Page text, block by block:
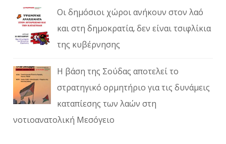
Οι δημόσιοι χώροι ανήκουν στον λαό
και στη δημοκρατία, δεν είναι τσιφλίκια
της κυβέρνησης
Η βάση της Σούδας αποτελεί το
στρατηγικό ορμητήριο για τις δυνάμεις
καταπίεσης των λαών στη
νοτιοανατολική Μεσόγειο